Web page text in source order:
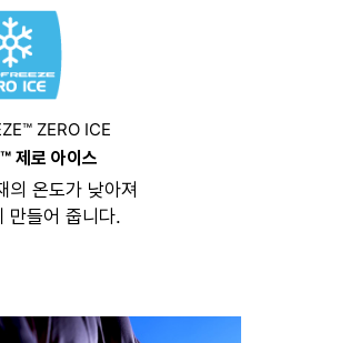
ZERO ICE
제로 아이스
의 온도가 낮아져
만들어 줍니다.